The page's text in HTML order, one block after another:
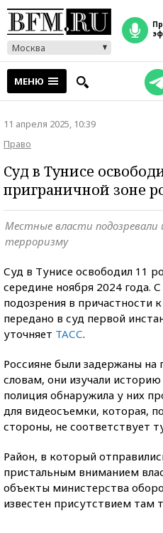
Москва
прямой
МЕНЮ
11 апреля 2025, 10:39
Право
Суд в Тунисе
приграничной зоне
Местные власти
терроризму
Суд в Тунисе освободил 11
середине ноября 2024 года.
подозрения в причастности
передано в суд первой
уточняет ТАСС.
Россияне были задержаны
словам, они изучали
полиция обнаружила у них
для видеосъемки, которая,
стороны, не соответствует
Район, в который
пристальным вниманием
объекты министерства
известен присутствием там